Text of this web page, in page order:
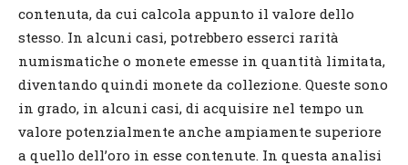
contenuta, da cui calcola appunto il valore dello
stesso. In alcuni casi, potrebbero esserci rarità
numismatiche o monete emesse in quantità limitata,
diventando quindi monete da collezione. Queste sono
in grado, in alcuni casi, di acquisire nel tempo un
valore potenzialmente anche ampiamente superiore
a quello dell’oro in esse contenute. In questa analisi